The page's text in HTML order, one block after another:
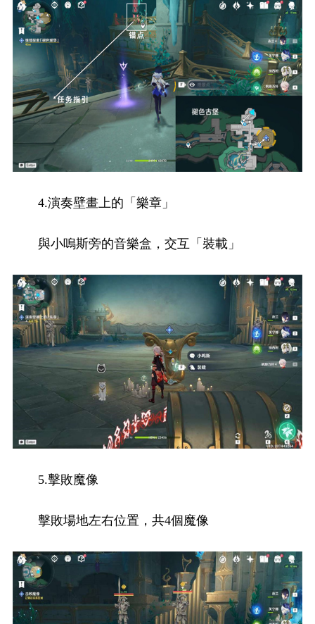
4.演奏壁畫上的「樂章」
與小嗚斯旁的音樂盒，交互「裝載」
5.擊敗魔像
擊敗場地左右位置，共4個魔像